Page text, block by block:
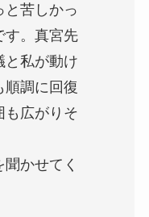
と苦しかっ
す。真宮先
と私が動け
順調に回復
も広がりそ
かせてく